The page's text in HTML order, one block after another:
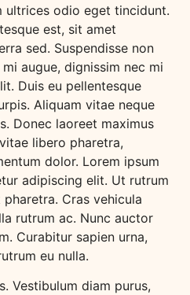
ultrices odio eget tincidunt.
est, sit amet
sed. Suspendisse non
augue, dignissim nec mi
Duis eu pellentesque
Aliquam vitae neque
Donec laoreet maximus
libero pharetra,
dolor. Lorem ipsum
adipiscing elit. Ut rutrum
Cras vehicula
rutrum ac. Nunc auctor
Curabitur sapien urna,
eu nulla.
Vestibulum diam purus,